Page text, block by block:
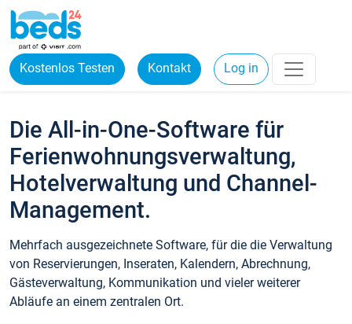
Kostenlos Testen Kontakt Log in
Die All-in-One-Software für
Ferienwohnungsverwaltung,
Hotelverwaltung und Channel-
Management.
Mehrfach ausgezeichnete Software, für die die Verwaltung
von Reservierungen, Inseraten, Kalendern, Abrechnung,
Gästeverwaltung, Kommunikation und vieler weiterer
Abläufe an einem zentralen Ort.